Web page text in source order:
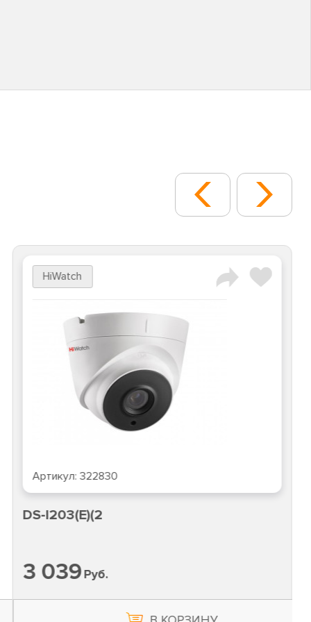
HiWatch
Артикул:322830
DS-I203(E)(2
3 039Руб.